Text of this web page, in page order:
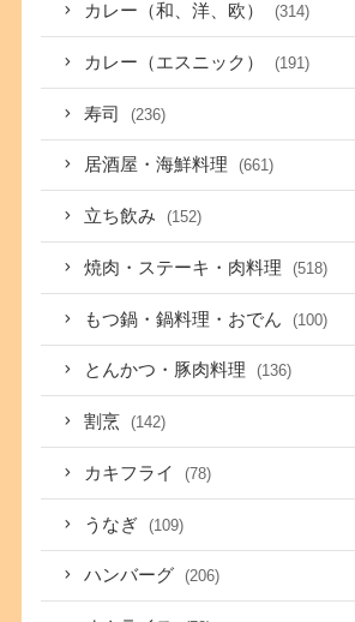
カレー（和、洋、欧） (314)
カレー（エスニック） (191)
寿司 (236)
居酒屋・海鮮料理 (661)
立ち飲み (152)
焼肉・ステーキ・肉料理 (518)
もつ鍋・鍋料理・おでん (100)
とんかつ・豚肉料理 (136)
割烹 (142)
カキフライ (78)
うなぎ (109)
ハンバーグ (206)